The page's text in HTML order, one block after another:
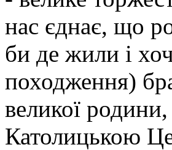
нас єднає, що
би де жили і
походження)
великої
Католицькою